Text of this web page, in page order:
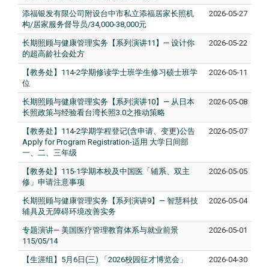
添福银发有限公司附设台中市私立添福居家长照机
构/居家服务督导员/34,000-38,000元
2026-05-27
长期照顾与健康管理实务【系列演讲11】— 设计你
的超高龄社会处方
2026-05-22
【教务处】114-2学期修读学士班学生修习硕士班学
位
2026-05-11
长期照顾与健康管理实务【系列演讲10】— 从日本
长照政策与经验看台湾长照3.0之推动策略
2026-05-08
【教务处】114-2学期学程登记(含申请、变更)公告
Apply for Program Registration-适用 大学日间部
一、二、三年级
2026-05-07
【教务处】115-1学期本校及中国医「辅系、双主
修」申请注意事项
2026-05-05
长期照顾与健康管理实务【系列演讲9】— 智慧科技
辅具及无障碍环境改善实务
2026-05-04
专题演讲— 美国医疗管理教育体系与就业前景
115/05/14
2026-05-01
【生涯组】5月6日(三) 「2026校园征才博览会」 2026-04-30